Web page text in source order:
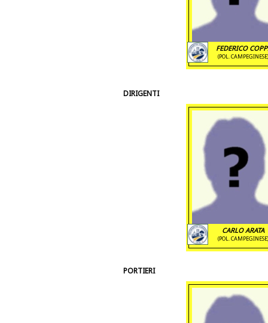
FEDERICO
(POL. CAMPEGINESE)
DIRIGENTI
CARLO ARATA
(POL. CAMPEGINESE)
PORTIERI